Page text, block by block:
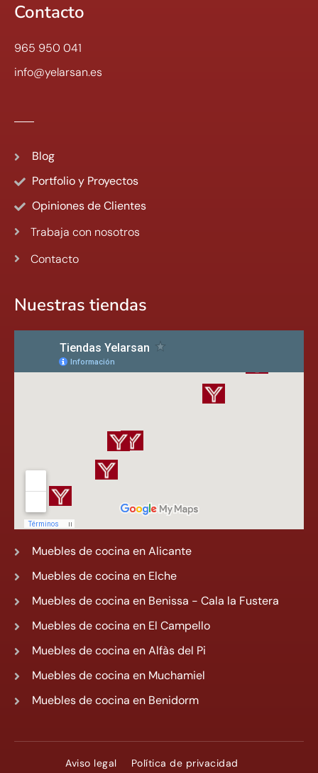
Contacto
965 950 041
info@yelarsan.es
Blog
Portfolio y Proyectos
Opiniones de Clientes
Trabaja con nosotros
Contacto
Nuestras tiendas
Muebles de cocina en Alicante
Muebles de cocina en Elche
Muebles de cocina en Benissa - Cala la Fustera
Muebles de cocina en El Campello
Muebles de cocina en Alfàs del Pi
Muebles de cocina en Muchamiel
Muebles de cocina en Benidorm
Aviso legal Política de privacidad